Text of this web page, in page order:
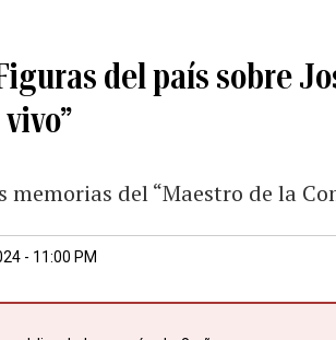
del país sobre
memorias del “Maestro de la
- 11:00 PM